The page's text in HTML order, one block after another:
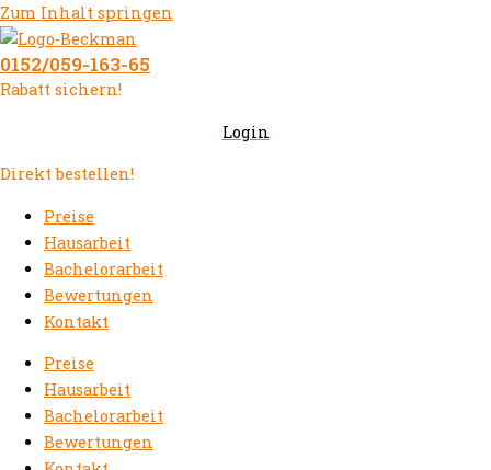
Zum Inhalt springen
0152/059-163-65
Rabatt sichern!
Login
Direkt bestellen!
Preise
Hausarbeit
Bachelorarbeit
Bewertungen
Kontakt
Preise
Hausarbeit
Bachelorarbeit
Bewertungen